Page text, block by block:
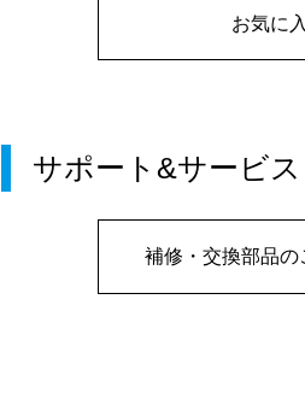
お気に
サポート&サービス
補修・交換部品の